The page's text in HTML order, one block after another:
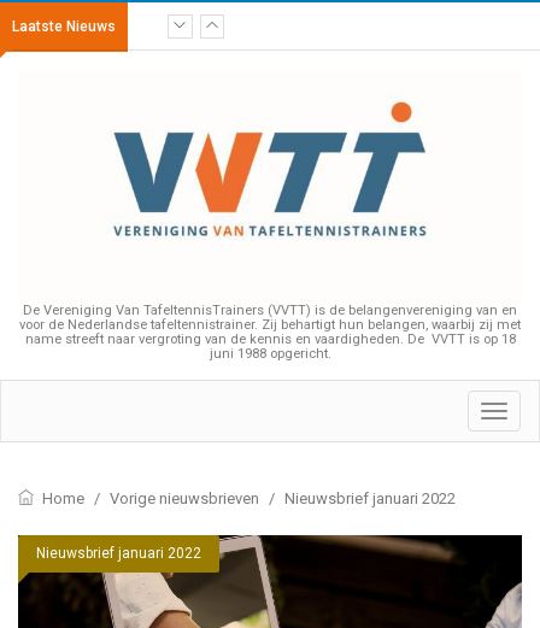
Laatste Nieuws
De Vereniging Van TafeltennisTrainers (VVTT) is de belangenvereniging van en
voor de Nederlandse tafeltennistrainer. Zij behartigt hun belangen, waarbij zij met
name streeft naar vergroting van de kennis en vaardigheden. De VVTT is op 18
juni 1988 opgericht.
Home / Vorige nieuwsbrieven / Nieuwsbrief januari 2022
Nieuwsbrief januari 2022